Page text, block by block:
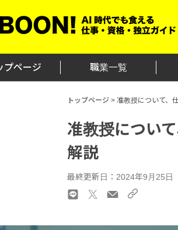
プページ 職業一覧
トップページ > 准教授について、
准教授につい
解説
最終更新日：2024年9月25日